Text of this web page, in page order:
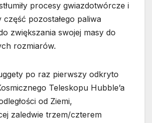
procesy gwiazdotwórcze i
część pozostałego paliwa
zwiększania swojej masy do
rozmiarów.
po raz pierwszy odkryto
Teleskopu Hubble’a
od Ziemi,
zaledwie trzem/czterem